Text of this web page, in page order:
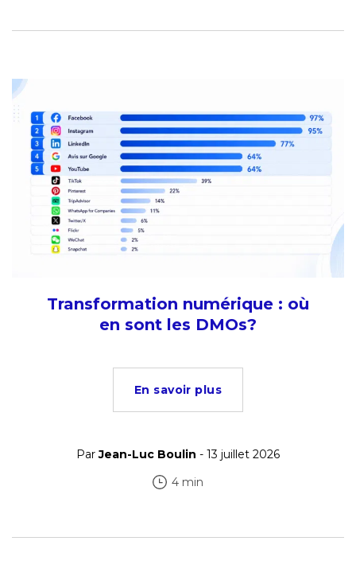
Transformation numérique : où
en sont les DMOs?
En savoir plus
ParJean-Luc Boulin - 13 juillet 2026
4 min